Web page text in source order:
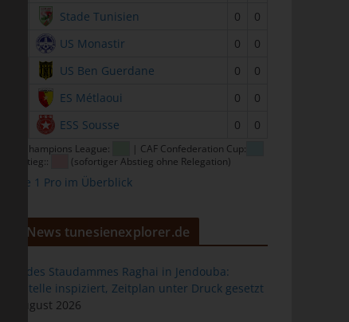
Stade Tunisien 0
0
US Monastir 0
0
US Ben Guerdane 0
0
ES Métlaoui 0
0
ESS Sousse 0 0
CAF Champions League:
| CAF Confederation Cup:
| Abstieg::
(sofortiger Abstieg ohne Relegation)
Ligue 1 Pro im Überblick
News tunesienexplorer.de
Bau des Staudammes Raghai in Jendouba:
Baustelle inspiziert, Zeitplan unter Druck gesetzt
2. August 2026